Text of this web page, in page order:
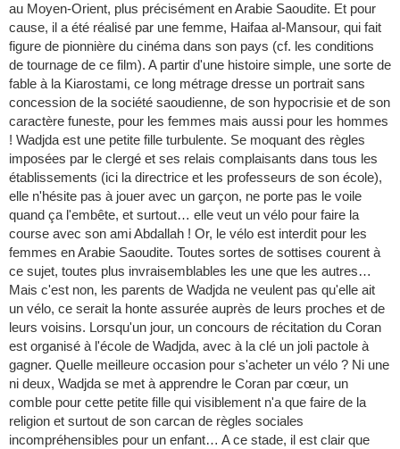
au Moyen-Orient, plus précisément en Arabie Saoudite. Et pour
cause, il a été réalisé par une femme, Haifaa al-Mansour, qui fait
figure de pionnière du cinéma dans son pays (cf. les conditions
de tournage de ce film). A partir d'une histoire simple, une sorte de
fable à la Kiarostami, ce long métrage dresse un portrait sans
concession de la société saoudienne, de son hypocrisie et de son
caractère funeste, pour les femmes mais aussi pour les hommes
! Wadjda est une petite fille turbulente. Se moquant des règles
imposées par le clergé et ses relais complaisants dans tous les
établissements (ici la directrice et les professeurs de son école),
elle n'hésite pas à jouer avec un garçon, ne porte pas le voile
quand ça l'embête, et surtout… elle veut un vélo pour faire la
course avec son ami Abdallah ! Or, le vélo est interdit pour les
femmes en Arabie Saoudite. Toutes sortes de sottises courent à
ce sujet, toutes plus invraisemblables les une que les autres…
Mais c'est non, les parents de Wadjda ne veulent pas qu'elle ait
un vélo, ce serait la honte assurée auprès de leurs proches et de
leurs voisins. Lorsqu'un jour, un concours de récitation du Coran
est organisé à l'école de Wadjda, avec à la clé un joli pactole à
gagner. Quelle meilleure occasion pour s'acheter un vélo ? Ni une
ni deux, Wadjda se met à apprendre le Coran par cœur, un
comble pour cette petite fille qui visiblement n'a que faire de la
religion et surtout de son carcan de règles sociales
incompréhensibles pour un enfant… A ce stade, il est clair que